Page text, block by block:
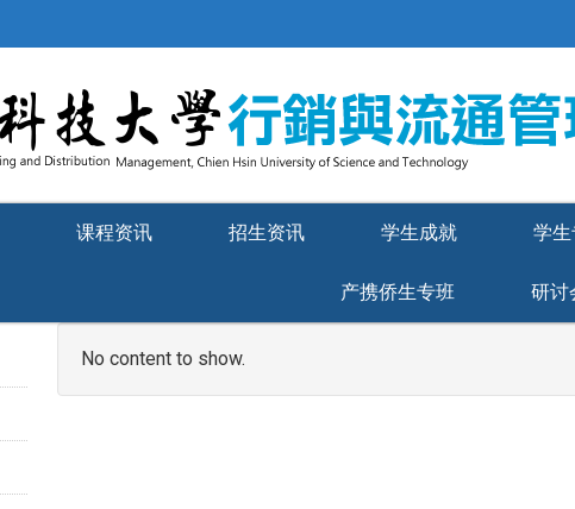
课程资讯 招生资讯 学生成就 学
产携侨生专班 研讨
No content to show.